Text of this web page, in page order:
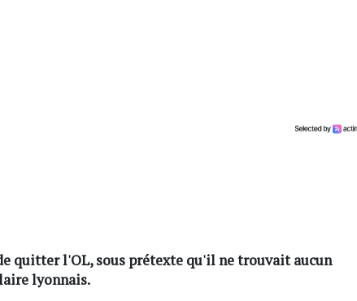
quitter l'OL, sous prétexte qu'il ne trouvait aucun
lyonnais.